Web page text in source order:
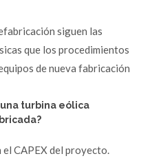
siguen las
que los procedimientos
de nueva fabricación
turbina eólica
CAPEX del proyecto.